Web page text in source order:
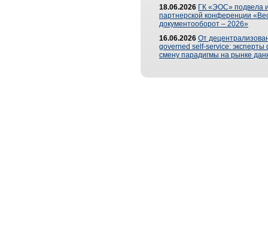
18.06.2026 ГК «ЭОС» подвела
партнерской конференции
документооборот – 2026»
16.06.2026 От
governed self-service: эксперты
смену парадигмы на рынке